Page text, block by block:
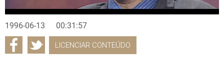
1996-06-13 00:31:57
LICENCIAR CONTEÚDO